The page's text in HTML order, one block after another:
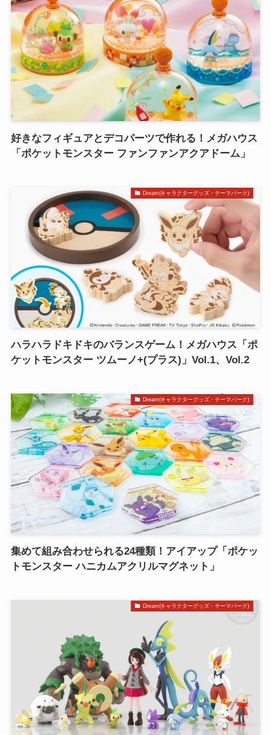
好きなフィギュアとデコパーツで作れる！メガハウス
「ポケットモンスター ファンファンアクアドーム」
Dream(キャラクターグッズ・テーマパーク)
ハラハラドキドキのバランスゲーム！メガハウス「ポ
ケットモンスター ツムーノ+(プラス)」Vol.1、Vol.2
Dream(キャラクターグッズ・テーマパーク)
集めて組み合わせられる24種類！アイアップ「ポケッ
トモンスター ハニカムアクリルマグネット」
Dream(キャラクターグッズ・テーマパーク)